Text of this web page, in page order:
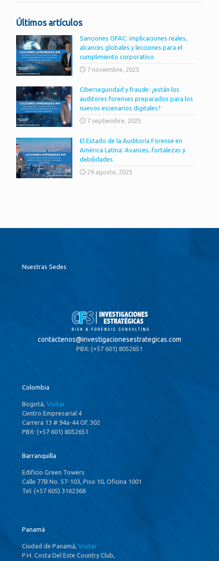
Últimos artículos
Sanciones OFAC: implicaciones reales,
alcances globales y lecciones para el
cumplimiento corporativo
7 noviembre, 2025
Ciberseguridad y fraude: ¿están los
auditores forenses preparados para los
nuevos escenarios digitales?
7 septiembre, 2025
El Estado de la Auditoría Forense en
América Latina: Avances, fortalezas y
debilidades
29 agosto, 2025
Nuestras Sedes
contactenos@investigacionesestrategicas.com
PBX: (+57 601) 8052651
Colombia
Bogotá, Visitar
Centro Empresarial 4
Carrera 13 # 94a-44 Of. 302
PBX: (+57 601) 8052651
Barranquilla
Edificio Green Towers
Calle 77B No. 57-103, Piso 10, Oficina 1001
Tel: (+57 605) 3162368
Panamá
Ciudad de Panamá, Visitar
P.H. Costa Del Este Country Club,